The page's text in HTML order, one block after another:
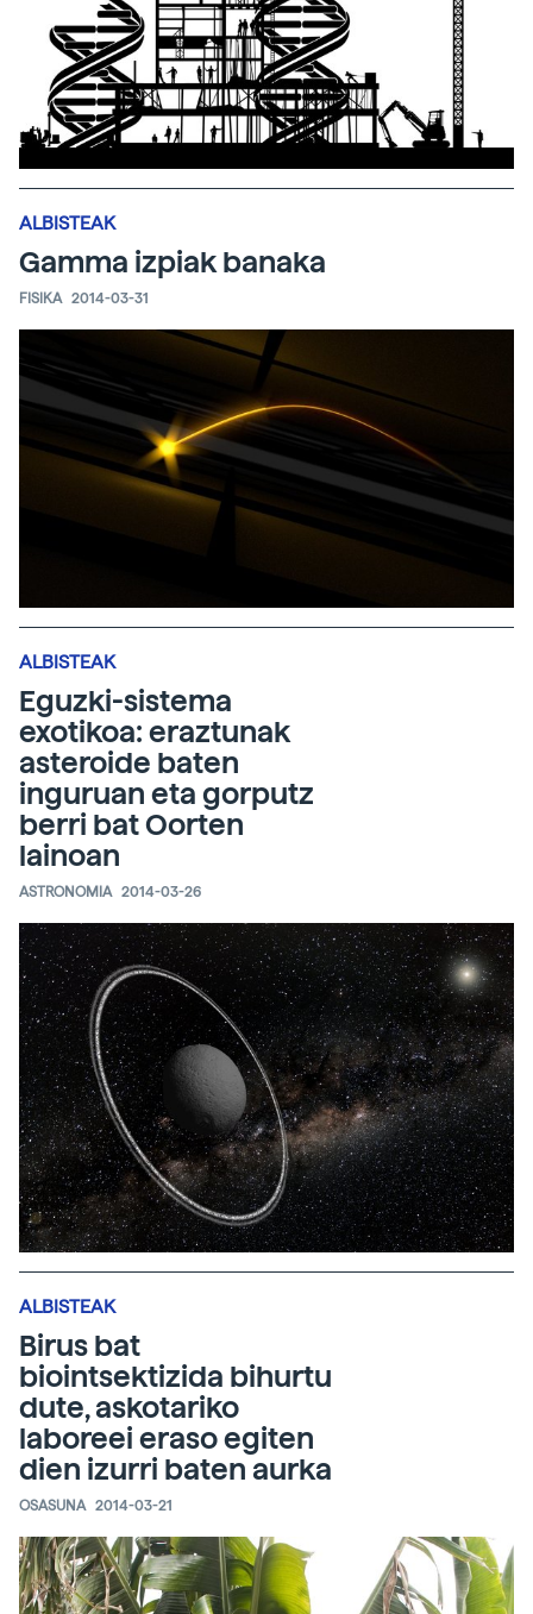
ALBISTEAK
Gamma izpiak banaka
FISIKA 2014-03-31
ALBISTEAK
Eguzki-sistema
exotikoa: eraztunak
asteroide baten
inguruan eta gorputz
berri bat Oorten
lainoan
ASTRONOMIA 2014-03-26
ALBISTEAK
Birus bat
biointsektizida bihurtu
dute, askotariko
laboreei eraso egiten
dien izurri baten aurka
OSASUNA 2014-03-21